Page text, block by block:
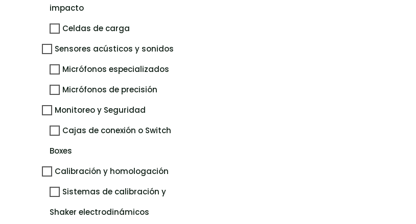
impacto
Celdas de carga
Sensores acústicos y sonidos
Micrófonos especializados
Micrófonos de precisión
Monitoreo y Seguridad
Cajas de conexión o Switch
Boxes
Calibración y homologación
Sistemas de calibración y
Shaker electrodinámicos